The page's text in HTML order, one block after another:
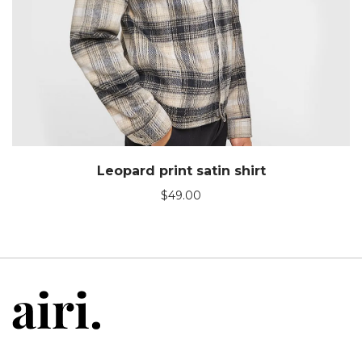
Leopard print satin shirt
$49.00